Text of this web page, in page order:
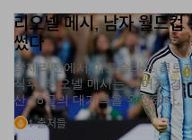
스포츠
썼다
알제리전에서 미로슬라프 클로
직후, 리오넬 메시는 이어진 경
산 18골의 대기록을 완성했다.
1 출처들
Jun 23, 2026